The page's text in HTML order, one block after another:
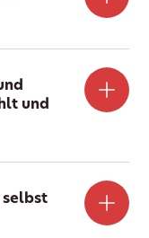
und
selbst